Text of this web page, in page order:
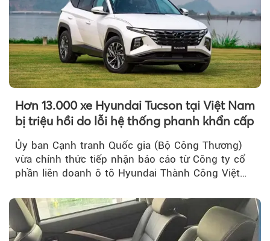
Hơn 13.000 xe Hyundai Tucson tại Việt Nam
bị triệu hồi do lỗi hệ thống phanh khẩn cấp
Ủy ban Cạnh tranh Quốc gia (Bộ Công Thương)
vừa chính thức tiếp nhận báo cáo từ Công ty cổ
phần liên doanh ô tô Hyundai Thành Công Việt